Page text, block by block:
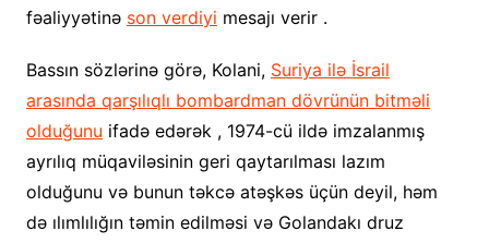
fəaliyyətinə son verdiyi mesajı verir .
Bassın sözlərinə görə, Kolani, Suriya ilə İsrail
arasında qarşılıqlı bombardman dövrünün bitməli
olduğunu ifadə edərək , 1974-cü ildə imzalanmış
ayrılıq müqaviləsinin geri qaytarılması lazım
olduğunu və bunun təkcə atəşkəs üçün deyil, həm
də ılımlılığın təmin edilməsi və Golandakı druz